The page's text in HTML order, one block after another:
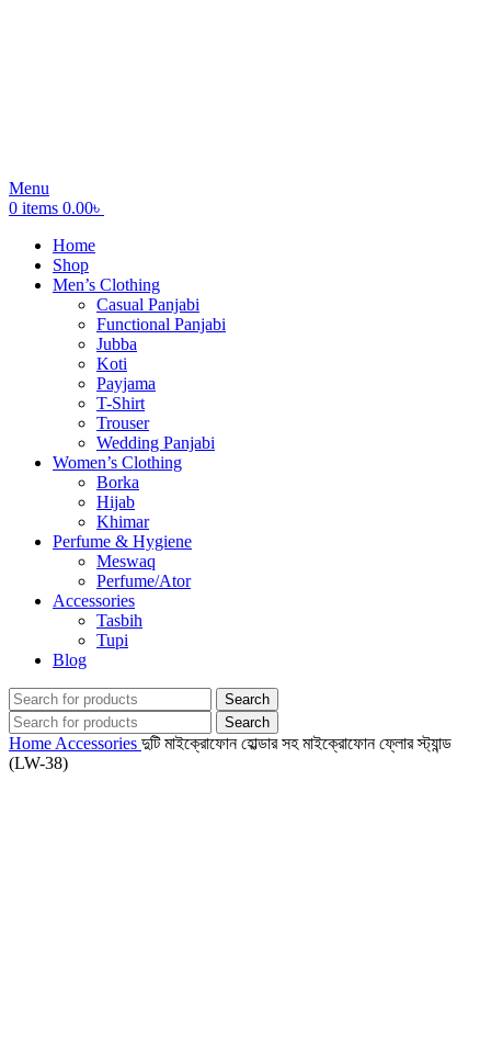
Menu
0 items 0.00৳
Home
Shop
Men’s Clothing
Casual Panjabi
Functional Panjabi
Jubba
Koti
Payjama
T-Shirt
Trouser
Wedding Panjabi
Women’s Clothing
Borka
Hijab
Khimar
Perfume & Hygiene
Meswaq
Perfume/Ator
Accessories
Tasbih
Tupi
Blog
Search
Search
Home Accessories দুটি মাইক্রোফোন হোল্ডার সহ মাইক্রোফোন ফ্লোর স্ট্যান্ড
(LW-38)